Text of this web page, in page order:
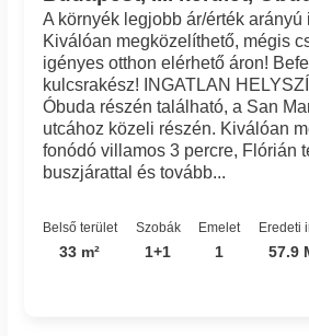
A környék legjobb ár/érték arányú
Kiválóan megközelíthető, mégis
igényes otthon elérhető áron!
kulcsrakész! INGATLAN
Óbuda részén található, a San
utcához közeli részén. Kiválóan
fonódó villamos 3 percre, Flórián
buszjárattal és tovább...
Belső terület
33 m²
Szobák
1+1
Emelet
1
Eredeti
57.9